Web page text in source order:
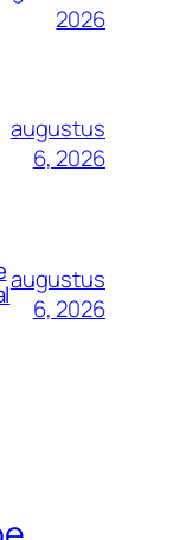
2026
augustus
6, 2026
augustus
6, 2026